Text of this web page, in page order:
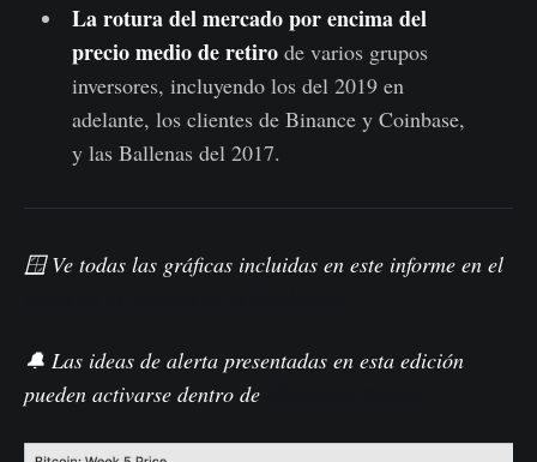
La rotura del mercado por encima del
precio medio de retirode varios grupos
inversores, incluyendo los del 2019 en
adelante, los clientes de Binance y Coinbase,
y las Ballenas del 2017.
🪟Ve todas las gráficas incluidas en este informe en el
🔔 Las ideas de alerta presentadas en esta edición
pueden activarse dentro de